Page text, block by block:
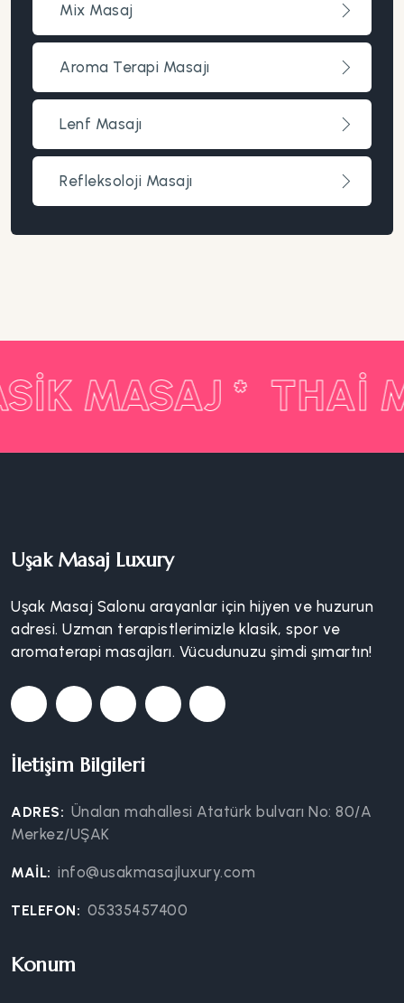
Mix Masaj
Aroma Terapi Masajı
Lenf Masajı
Refleksoloji Masajı
MASAJ * THAI
Uşak Masaj Luxury
Uşak Masaj Salonu arayanlar için hijyen ve huzurun
adresi. Uzman terapistlerimizle klasik, spor ve
aromaterapi masajları. Vücudunuzu şimdi şımartın!
İletişim Bilgileri
ADRES: Ünalan mahallesi Atatürk bulvarı No: 80/A
Merkez/UŞAK
MAIL: info@usakmasajluxury.com
TELEFON: 05335457400
Konum